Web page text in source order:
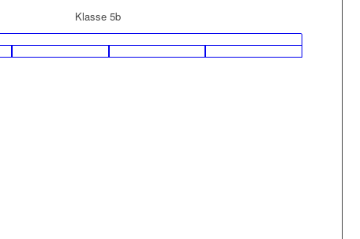
Klasse 5b